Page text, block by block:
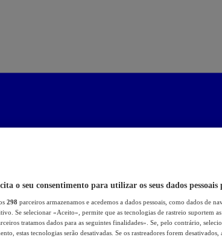
o seu consentimento para utilizar os seus dados pessoais
298 parceiros armazenamos e acedemos a dados pessoais, como dados de
Se selecionar «Aceito», permite que as tecnologias de rastreio suportem
tratamos dados para as seguintes finalidades». Se, pelo contrário,
estas tecnologias serão desativadas. Se os rastreadores forem